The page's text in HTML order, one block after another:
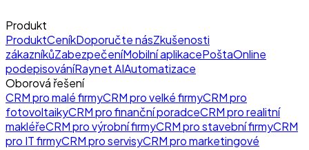
Produkt
ProduktCeníkDoporučte násZkušenosti
zákazníkůZabezpečeníMobilní aplikacePoštaOnline
podepisováníRaynet AIAutomatizace
Oborová řešení
CRM pro malé firmyCRM pro velké firmyCRM pro
fotovoltaikyCRM pro finanční poradceCRM pro realitní
makléřeCRM pro výrobní firmyCRM pro stavební firmyCRM
pro IT firmyCRM pro servisyCRM pro marketingové